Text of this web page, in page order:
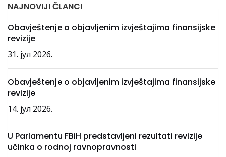
NAJNOVIJI ČLANCI
Obavještenje o objavljenim izvještajima finansijske
revizije
31. јул 2026.
Obavještenje o objavljenim izvještajima finansijske
revizije
14. јул 2026.
U Parlamentu FBiH predstavljeni rezultati revizije
učinka o rodnoj ravnopravnosti